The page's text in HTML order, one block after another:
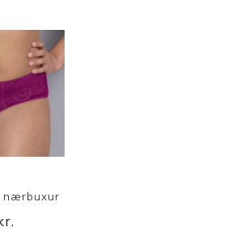
nærbuxur